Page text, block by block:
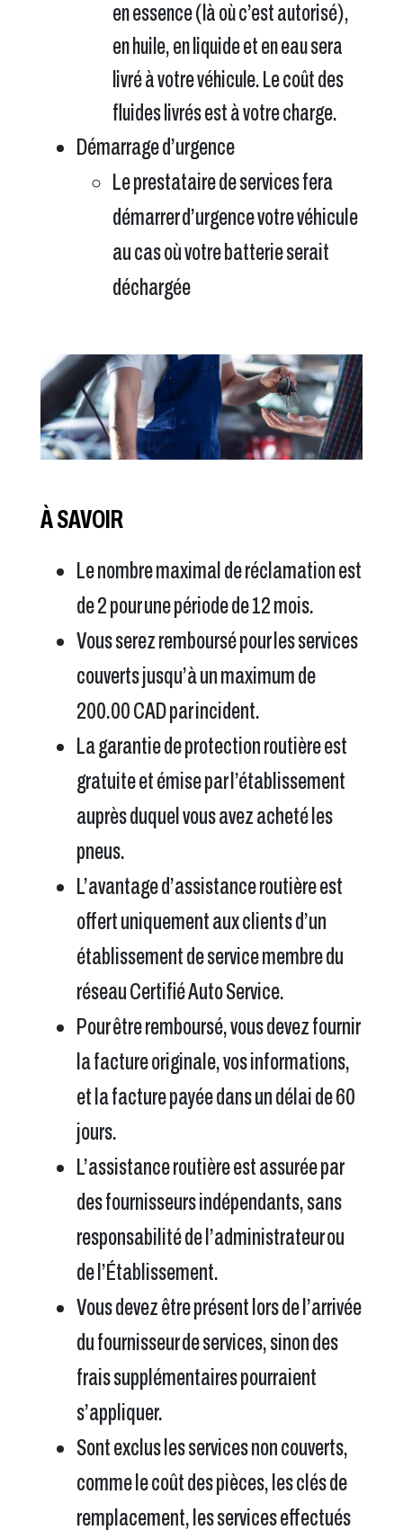
en essence (là où c’est autorisé),
en huile, en liquide et en eau sera
livré à votre véhicule. Le coût des
fluides livrés est à votre charge.
Démarrage d’urgence
Le prestataire de services fera
démarrer d’urgence votre véhicule
au cas où votre batterie serait
déchargée
À SAVOIR
Le nombre maximal de réclamation est
de 2 pour une période de 12 mois.
Vous serez remboursé pour les services
couverts jusqu’à un maximum de
200.00 CAD par incident.
La garantie de protection routière est
gratuite et émise par l’établissement
auprès duquel vous avez acheté les
pneus.
L’avantage d’assistance routière est
offert uniquement aux clients d’un
établissement de service membre du
réseau Certifié Auto Service.
Pour être remboursé, vous devez fournir
la facture originale, vos informations,
et la facture payée dans un délai de 60
jours.
L’assistance routière est assurée par
des fournisseurs indépendants, sans
responsabilité de l’administrateur ou
de l’Établissement.
Vous devez être présent lors de l’arrivée
du fournisseur de services, sinon des
frais supplémentaires pourraient
s’appliquer.
Sont exclus les services non couverts,
comme le coût des pièces, les clés de
remplacement, les services effectués